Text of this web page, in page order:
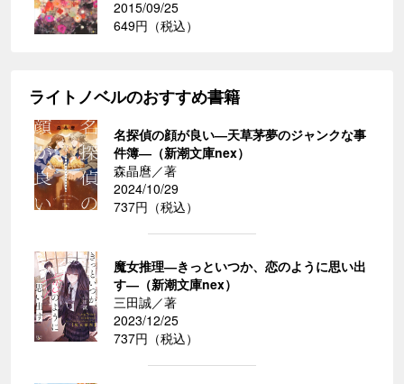
2015/09/25
649円（税込）
ライトノベルのおすすめ書籍
名探偵の顔が良い―天草茅夢のジャンクな事
件簿―（新潮文庫nex）
森晶麿／著
2024/10/29
737円（税込）
魔女推理―きっといつか、恋のように思い出
す―（新潮文庫nex）
三田誠／著
2023/12/25
737円（税込）